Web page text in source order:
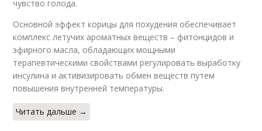
чувство голода.
Основной эффект корицы для похудения обеспечивает
комплекс летучих ароматных веществ – фитонцидов и
эфирного масла, обладающих мощными
терапевтическими свойствами регулировать выработку
инсулина и активизировать обмен веществ путем
повышения внутренней температуры.
Читать дальше →